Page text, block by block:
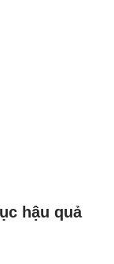
hậu quả